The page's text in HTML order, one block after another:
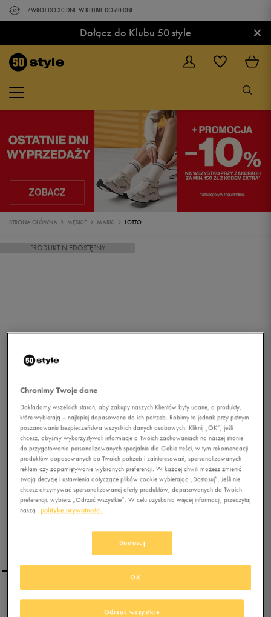
ZWROT DO 30 DNI. W KLUBIE DO 60 DNI.
Dołącz do Klubu 50 style ×
STRONA GŁÓWNA MĘSKIE MARKI LOTTO
PRODUKT NIEDOSTĘPNY
1/4
LOTTO T-EFFECT VII
Chronimy Twoje dane
Dokładamy wszelkich starań, aby zakupy naszych Klientów były udane, a produkty,
które wybierają – najlepiej dopasowane do ich potrzeb. Robimy to jednak przy pełnym
poszanowaniu bezpieczeństwa wszystkich danych osobowych. Kliknij „OK”, jeśli
chcesz, abyśmy wykorzystywali informacje o Twoich zachowaniach na naszej stronie
do przygotowania personalizowanych specjalnie dla Ciebie treści, w tym rekomendacji
produktów dopasowanych do Twoich potrzeb i zainteresowań, spersonalizowanych
reklam czy zapamiętywanie wybranych preferencji. W każdej chwili możesz zmienić
swoją decyzję i ustawienia dotyczące plików cookie wybierając „Dostosuj”. Jeśli nie
chcesz otrzymywać spersonalizowanej oferty produktów, dopasowanych do Twoich
preferencji, wybierz „Odrzuć wszystkie”. W celu uzyskania więcej informacji, przeczytaj
naszą
politykę prywatności.
Dostosuj
Odrzuć wszystkie
OK